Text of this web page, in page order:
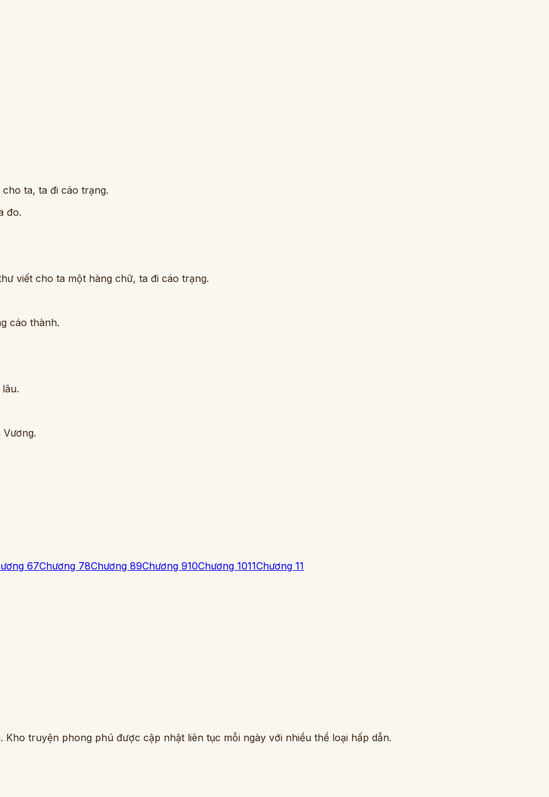
ta, ta đi cáo trạng.
đo.
viết cho ta một hàng chữ, ta đi cáo trạng.
cáo thành.
67Chương 78Chương 89Chương 910Chương 1011Chương 11
truyện phong phú được cập nhật liên tục mỗi ngày với nhiều thể loại hấp dẫn.